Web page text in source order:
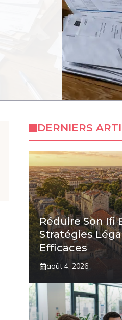
DERNIERS
Réduire Son Ifi
Stratégies
Efficaces
août 4, 2026